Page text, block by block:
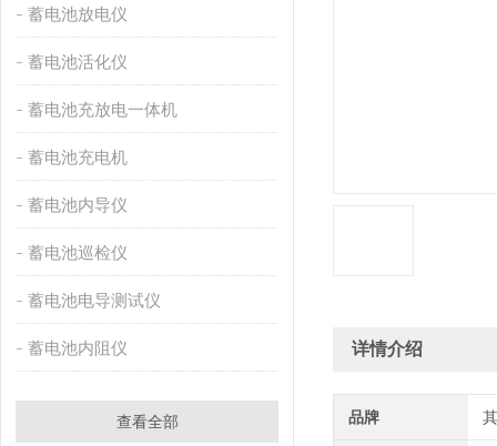
蓄电池放电仪
蓄电池活化仪
蓄电池充放电一体机
蓄电池充电机
蓄电池内导仪
蓄电池巡检仪
蓄电池电导测试仪
蓄电池内阻仪
查看全部
详情介绍
品牌